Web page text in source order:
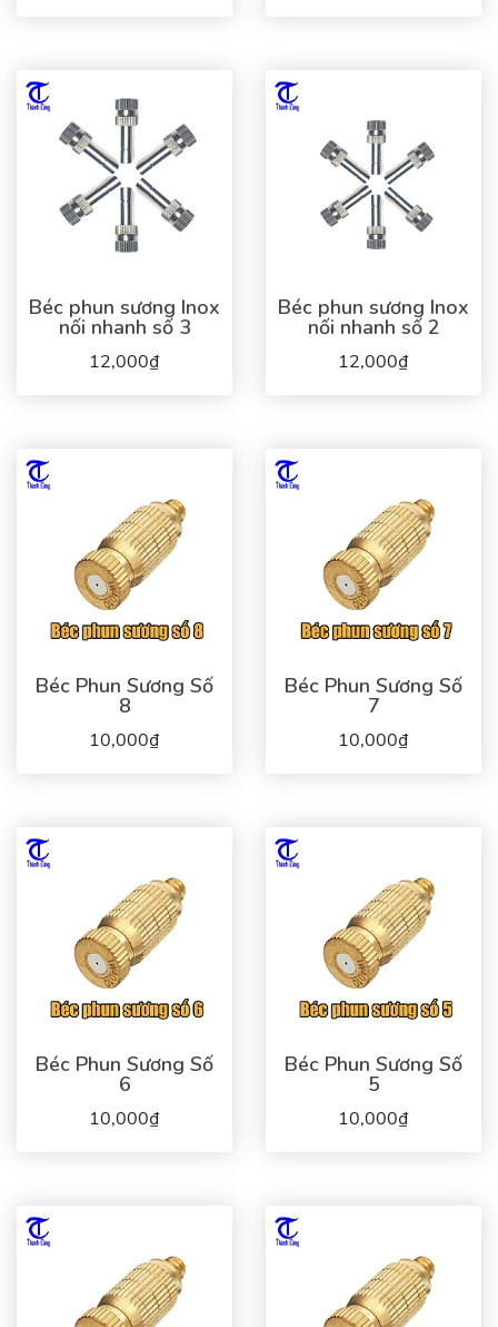
Béc phun sương Inox
nối nhanh số 3
12,000₫
Béc phun sương Inox
nối nhanh số 2
12,000₫
Béc Phun Sương Số
8
10,000₫
Béc Phun Sương Số
7
10,000₫
Béc Phun Sương Số
6
10,000₫
Béc Phun Sương Số
5
10,000₫